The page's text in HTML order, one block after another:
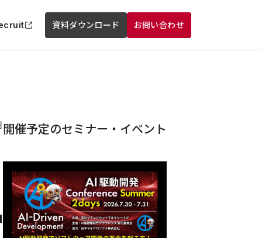
資料ダウンロード お問い合わせ
開催予定のセミナー・イベント